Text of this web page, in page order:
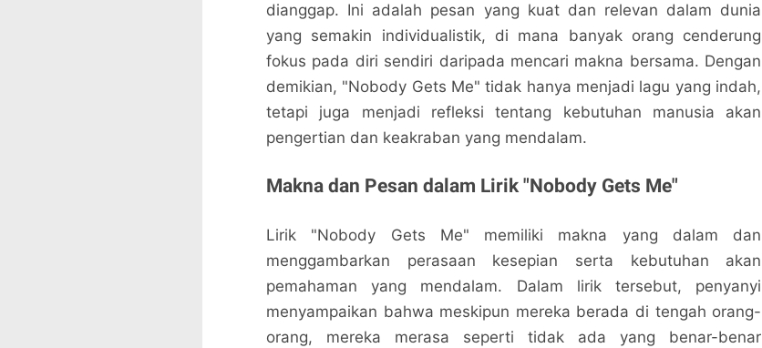
Bagikan ke media lain
dianggap. Ini adalah pesan yang kuat dan relevan dalam dunia
yang semakin individualistik, di mana banyak orang cenderung
fokus pada diri sendiri daripada mencari makna bersama. Dengan
demikian, "Nobody Gets Me" tidak hanya menjadi lagu yang indah,
tetapi juga menjadi refleksi tentang kebutuhan manusia akan
pengertian dan keakraban yang mendalam.
Makna dan Pesan dalam Lirik "Nobody Gets Me"
Lirik "Nobody Gets Me" memiliki makna yang dalam dan
menggambarkan perasaan kesepian serta kebutuhan akan
pemahaman yang mendalam. Dalam lirik tersebut, penyanyi
menyampaikan bahwa meskipun mereka berada di tengah orang-
orang, mereka merasa seperti tidak ada yang benar-benar
Bagikan ke media lain